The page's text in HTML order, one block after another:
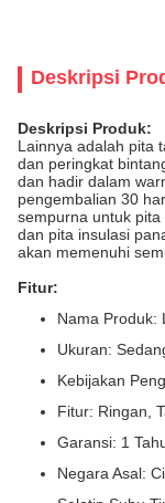
Deskripsi
Deskripsi Produk:
Lainnya adalah pita
dan peringkat
dan hadir dalam
pengembalian 30
sempurna untuk pita
dan pita insulasi
akan memenuhi
Fitur:
Nama Produk:
Ukuran:
Kebijakan
Fitur: Ringan,
Garansi: 1
Negara Asal: